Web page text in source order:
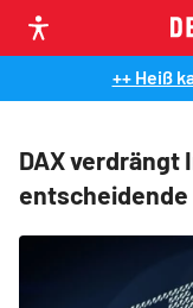
++ Heiß
DAX verdrängt
entscheidende